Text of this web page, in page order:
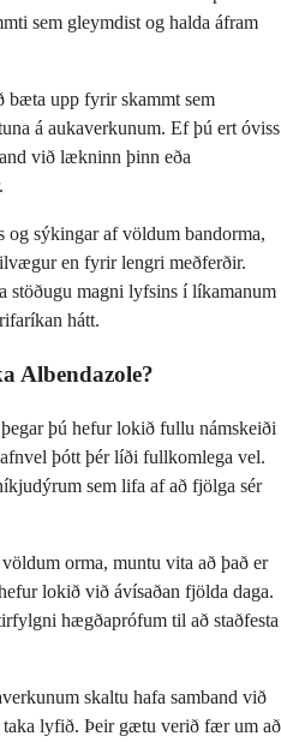
sem gleymdist og halda áfram
bæta upp fyrir skammt sem
á aukaverkunum. Ef þú ert óviss
við lækninn þinn eða
og sýkingar af völdum bandorma,
en fyrir lengri meðferðir.
stöðugu magni lyfsins í líkamanum
hátt.
Albendazole?
þú hefur lokið fullu námskeiði
þótt þér líði fullkomlega vel.
sem lifa af að fjölga sér
orma, muntu vita að það er
lokið við ávísaðan fjölda daga.
hægðaprófum til að staðfesta
skaltu hafa samband við
lyfið. Þeir gætu verið fær um að